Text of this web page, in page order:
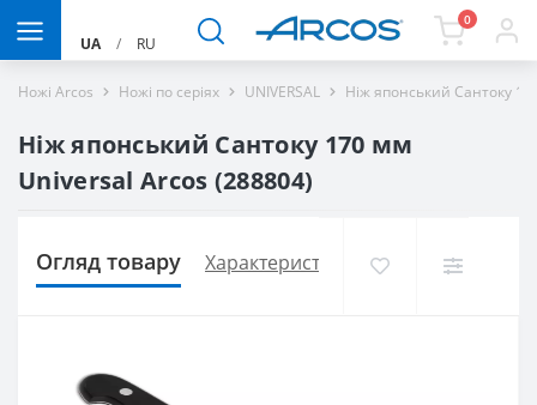
UA / RU
0
Ножі Arcos Ножі по серіях UNIVERSAL Ніж японський Сантоку
Ніж японський Сантоку 170 мм
Universal Arcos (288804)
Огляд товару Характеристики Доставка і